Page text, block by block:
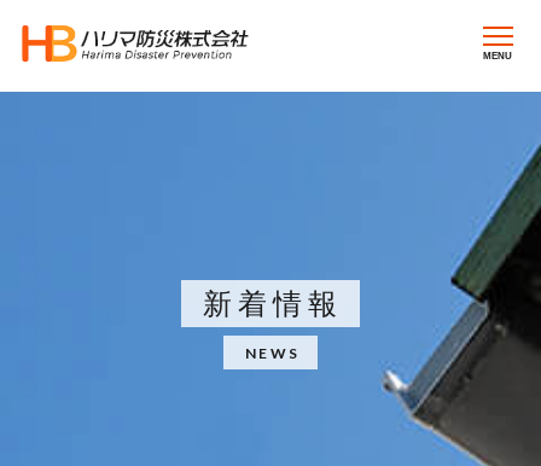
MENU
新着情報
NEWS